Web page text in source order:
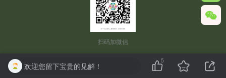
扫码加微信
欢迎您留下宝贵的见解！
5